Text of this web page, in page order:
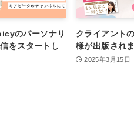
のパーソナリ
をスタートし
クライアント
様が出版され
2025年3月15日